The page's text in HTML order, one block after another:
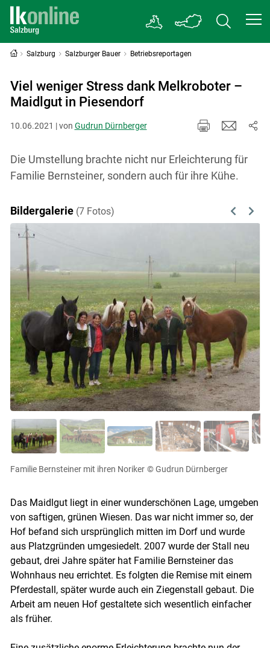
Skip to main content
Salzburg Salzburger Bauer Betriebsreportagen
Viel weniger Stress dank Melkroboter –
Maidlgut in Piesendorf
10.06.2021 | von Gudrun Dürnberger
Die Umstellung brachte nicht nur Erleichterung für
Familie Bernsteiner, sondern auch für ihre Kühe.
Bildergalerie (7 Fotos) Previous
Next
Familie Bernsteiner mit ihren Noriker © Gudrun Dürnberger
Das Maidlgut liegt in einer wunderschönen Lage, umgeben
von saftigen, grünen Wiesen. Das war nicht immer so, der
Hof befand sich ursprünglich mitten im Dorf und wurde
aus Platzgründen umgesiedelt. 2007 wurde der Stall neu
gebaut, drei Jahre später hat Familie Bernsteiner das
Wohnhaus neu errichtet. Es folgten die Remise mit einem
Pferdestall, später wurde auch ein Ziegenstall gebaut. Die
Arbeit am neuen Hof gestaltete sich wesentlich einfacher
als früher.